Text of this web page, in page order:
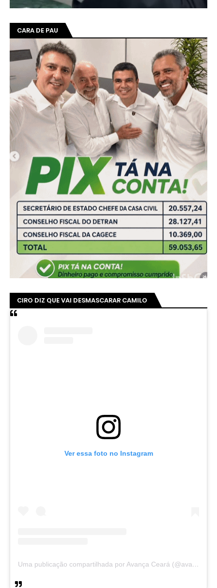
CARA DE PAU
CIRO DIZ QUE VAI DESMASCARAR CAMILO
Ver essa foto no Instagram
Uma publicação compartilhada por Avança Ceará (@avancaceara)